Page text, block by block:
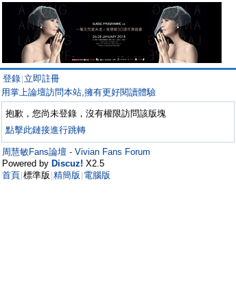
登錄 立即註冊
用掌上論壇訪問本站,擁有更好閱讀體驗
抱歉，您尚未登錄，沒有權限訪問該版塊
點擊此鏈接進行跳轉
周慧敏Fans論壇 - Vivian Fans Forum
Powered by Discuz! X2.5
首頁 標準版 精簡版 電腦版